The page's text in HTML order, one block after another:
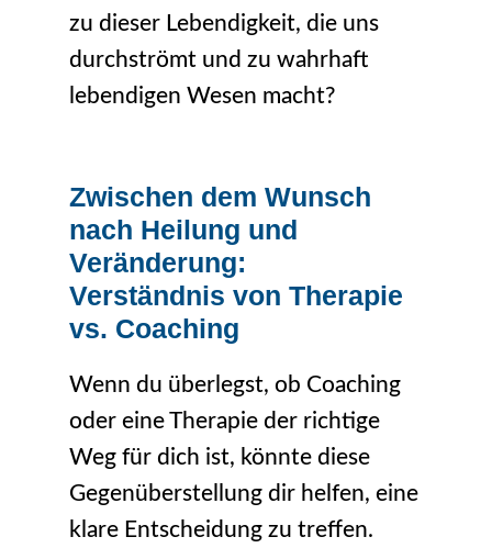
zu dieser Lebendigkeit, die uns
durchströmt und zu wahrhaft
lebendigen Wesen macht?
Zwischen dem Wunsch
nach Heilung und
Veränderung:
Verständnis von Therapie
vs. Coaching
Wenn du überlegst, ob Coaching
oder eine Therapie der richtige
Weg für dich ist, könnte diese
Gegenüberstellung dir helfen, eine
klare Entscheidung zu treffen.